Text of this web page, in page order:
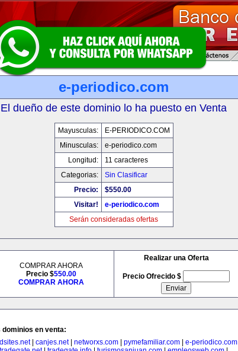
e-periodico.com
El dueño de este dominio lo ha puesto en Venta
Mayusculas:
E-PERIODICO.COM
Minusculas:
e-periodico.com
Longitud:
11 caracteres
Categorias:
Sin Clasificar
Precio:
$550.00
Visitar!
e-periodico.com
Serán consideradas ofertas
COMPRAR AHORA
Precio $550.00
COMPRAR AHORA
Realizar una Oferta
Precio Ofrecido $
dominios en venta:
| canjes.net| networxs.com| pymefamiliar.com| e-periodico.com|